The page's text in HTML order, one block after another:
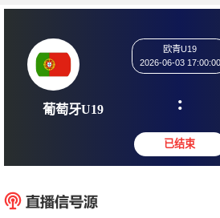
葡萄牙U19
2026-06-